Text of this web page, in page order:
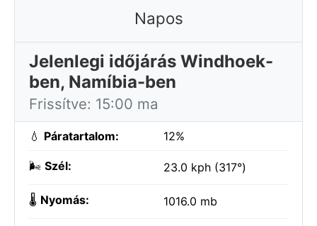
Napos
Jelenlegi időjárás Windhoek-
ben, Namíbia-ben
Frissítve: 15:00 ma
💧 Páratartalom: 12%
🌬️ Szél: 23.0 kph (317°)
🌡️ Nyomás: 1016.0 mb